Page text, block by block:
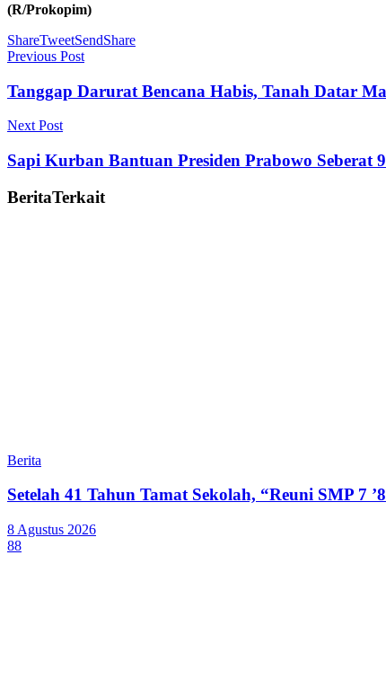
(R/Prokopim)
ShareTweetSendShare
Previous Post
Tanggap Darurat Bencana Habis, Tanah Datar
Next Post
Sapi Kurban Bantuan Presiden Prabowo
BeritaTerkait
Berita
Setelah 41 Tahun Tamat Sekolah, “Reuni SMP 7
8 Agustus 2026
88